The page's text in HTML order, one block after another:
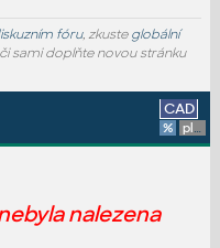
fóru, zkuste globální
sami doplňte novou stránku
CAD
% platforma
nalezena